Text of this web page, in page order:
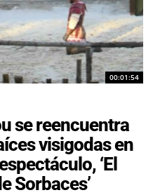
00:01:54
se reencuentra
visigodas en
‘El
Sorbaces’